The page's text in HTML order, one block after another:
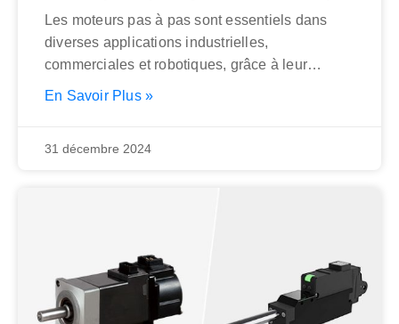
à pas à réluctance variable : une
comparaison complète
Les moteurs pas à pas sont essentiels dans
diverses applications industrielles,
commerciales et robotiques, grâce à leur
précision et à
En Savoir Plus »
31 décembre 2024